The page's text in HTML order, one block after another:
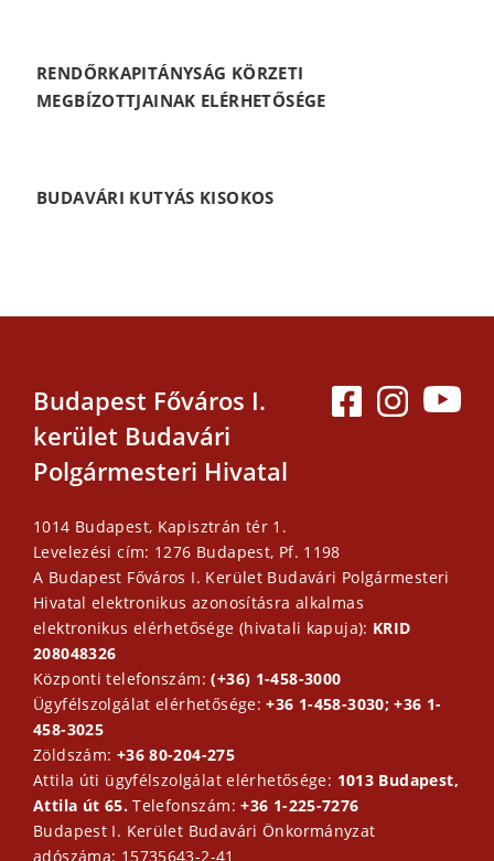
RENDŐRKAPITÁNYSÁG KÖRZETI
MEGBÍZOTTJAINAK ELÉRHETŐSÉGE
BUDAVÁRI KUTYÁS KISOKOS
Budapest Főváros I.
kerület Budavári
Polgármesteri Hivatal
1014 Budapest, Kapisztrán tér 1.
Levelezési cím: 1276 Budapest, Pf. 1198
A Budapest Főváros I. Kerület Budavári Polgármesteri
Hivatal elektronikus azonosításra alkalmas
elektronikus elérhetősége (hivatali kapuja): KRID
208048326
Központi telefonszám:(+36) 1-458-3000
Ügyfélszolgálat elérhetősége:+36 1-458-3030; +36 1-
458-3025
Zöldszám: +36 80-204-275
Attila úti ügyfélszolgálat elérhetősége: 1013 Budapest,
Attila út 65.Telefonszám:+36 1-225-7276
Budapest I. Kerület Budavári Önkormányzat
adószáma: 15735643-2-41